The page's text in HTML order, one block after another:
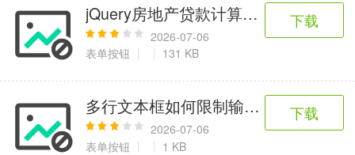
jQuery房地产贷款计算器代码
2026-07-06
表单按钮
131 KB
下载
多行文本框如何限制输入字数方法一
2026-07-06
表单按钮
1 KB
下载